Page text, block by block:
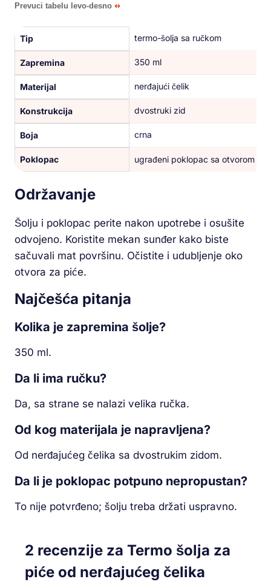
Prevuci tabelu levo-desno
Tip termo-šolja sa ručkom
Zapremina 350 ml
Materijal nerđajući čelik
Konstrukcija dvostruki zid
Boja crna
Poklopac ugrađeni poklopac sa otvorom za
Održavanje
Šolju i poklopac perite nakon upotrebe i osušite
odvojeno. Koristite mekan sunđer kako biste
sačuvali mat površinu. Očistite i udubljenje oko
otvora za piće.
Najčešća pitanja
Kolika je zapremina šolje?
350 ml.
Da li ima ručku?
Da, sa strane se nalazi velika ručka.
Od kog materijala je napravljena?
Od nerđajućeg čelika sa dvostrukim zidom.
Da li je poklopac potpuno nepropustan?
To nije potvrđeno; šolju treba držati uspravno.
2 recenzije za Termo šolja za
piće od nerđajućeg čelika